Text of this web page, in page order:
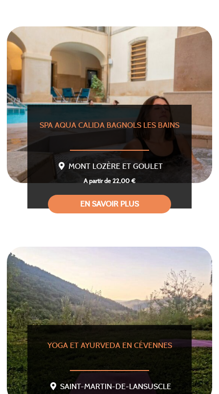
SPA AQUA CALIDA BAGNOLS LES BAINS
MONT LOZÈRE ET GOULET
A partir de 22,00 €
EN SAVOIR PLUS
YOGA ET AYURVEDA EN CÉVENNES
SAINT-MARTIN-DE-LANSUSCLE